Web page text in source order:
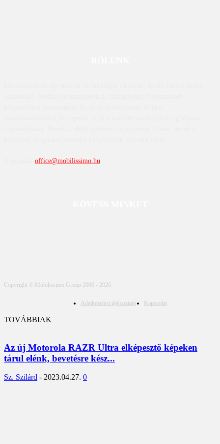
office@mobilissimo.hu
Copyright © Mobilissimo Group 2006 - 2026
Adatkezelési tájékoztató Kapcsolat
TOVÁBBIAK
Az új Motorola RAZR Ultra elképesztő képeken
tárul elénk, bevetésre kész...
Sz. Szilárd - 2023.04.27. 0